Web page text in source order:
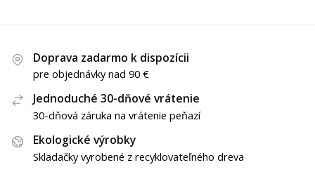
Doprava zadarmo k dispozícii
pre objednávky nad 90 €
Jednoduché 30-dňové vrátenie
30-dňová záruka na vrátenie peňazí
Ekologické výrobky
Skladačky vyrobené z recyklovateľného dreva